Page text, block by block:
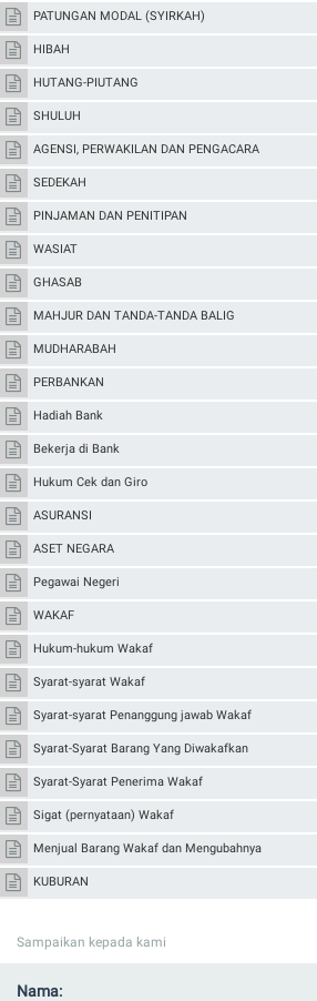
PATUNGAN MODAL (SYIRKAH)
HIBAH
HUTANG-PIUTANG
SHULUH
AGENSI, PERWAKILAN DAN PENGACARA
SEDEKAH
PINJAMAN DAN PENITIPAN
WASIAT
GHASAB
MAHJUR DAN TANDA-TANDA BALIG
MUDHARABAH
PERBANKAN
Hadiah Bank
Bekerja di Bank
Hukum Cek dan Giro
ASURANSI
ASET NEGARA
Pegawai Negeri
WAKAF
Hukum-hukum Wakaf
Syarat-syarat Wakaf
Syarat-syarat Penanggung jawab Wakaf
Syarat-Syarat Barang Yang Diwakafkan
Syarat-Syarat Penerima Wakaf
Sigat (pernyataan) Wakaf
Menjual Barang Wakaf dan Mengubahnya
KUBURAN
Sampaikan kepada kami
Nama: